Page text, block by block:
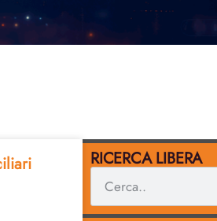
RICERCA LIBERA